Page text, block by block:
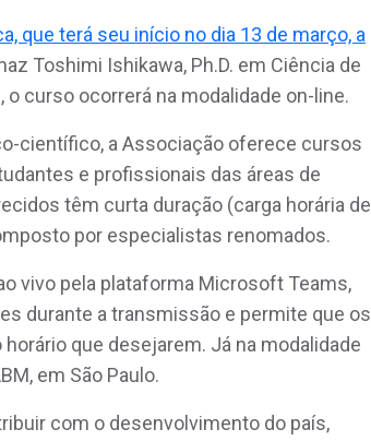
que terá seu início no dia 13 de março, a
Toshimi Ishikawa, Ph.D. em Ciência de
curso ocorrerá na modalidade on-line.
científico, a Associação oferece cursos
e profissionais das áreas de
têm curta duração (carga horária de
por especialistas renomados.
vivo pela plataforma Microsoft Teams,
durante a transmissão e permite que os
que desejarem. Já na modalidade
em São Paulo.
com o desenvolvimento do país,